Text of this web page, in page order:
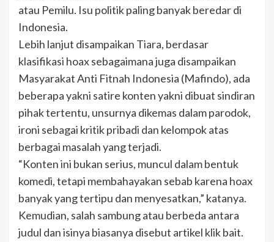
atau Pemilu. Isu politik paling banyak beredar di
Indonesia.
Lebih lanjut disampaikan Tiara, berdasar
klasifikasi hoax sebagaimana juga disampaikan
Masyarakat Anti Fitnah Indonesia (Mafindo), ada
beberapa yakni satire konten yakni dibuat sindiran
pihak tertentu, unsurnya dikemas dalam parodok,
ironi sebagai kritik pribadi dan kelompok atas
berbagai masalah yang terjadi.
“Konten ini bukan serius, muncul dalam bentuk
komedi, tetapi membahayakan sebab karena hoax
banyak yang tertipu dan menyesatkan,” katanya.
Kemudian, salah sambung atau berbeda antara
judul dan isinya biasanya disebut artikel klik bait.